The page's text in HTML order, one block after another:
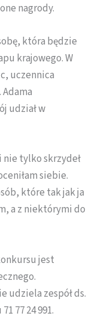
nagrody.
która będzie
krajowego. W
uczennica
udział w
nie tylko skrzydeł
siebie.
które tak jak ja
a z niektórymi do
jest
udziela zespół ds.
77 24 991.